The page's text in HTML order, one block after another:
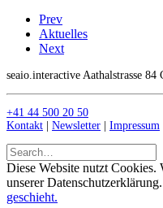
Prev
Aktuelles
Next
seaio.interactive Aathalstrasse 84
+41 44 500 20 50
Kontakt
Newsletter Impressum
Diese Website nutzt Cookies.
unserer Datenschutzerklärung.
geschieht.